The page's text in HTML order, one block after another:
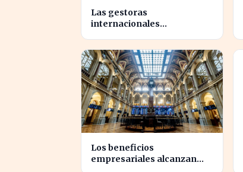
Las gestoras
internacionales
nuevos nombrados?
Los beneficios
empresariales alcanzan